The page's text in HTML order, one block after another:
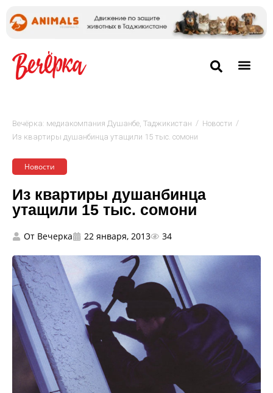
Вечёрка: медиакомпания Душанбе, Таджикистан / Новости /
Из квартиры душанбинца утащили 15 тыс. сомони
Новости
Из квартиры душанбинца
утащили 15 тыс. сомони
От Вечерка 22 января, 2013 34